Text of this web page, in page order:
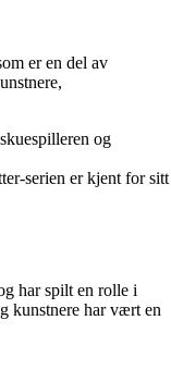
er en del av
og
serien er kjent for sitt
har spilt en rolle i
kunstnere har vært en